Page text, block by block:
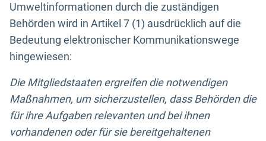
Umweltinformationen durch die zuständigen
Behörden wird in Artikel 7 (1) ausdrücklich auf die
Bedeutung elektronischer Kommunikationswege
hingewiesen:
Die Mitgliedstaaten ergreifen die notwendigen
Maßnahmen, um sicherzustellen, dass Behörden die
für ihre Aufgaben relevanten und bei ihnen
vorhandenen oder für sie bereitgehaltenen